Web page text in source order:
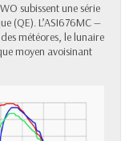
subissent une série
(QE). L’ASI676MC —
météores, le lunaire
moyen avoisinant